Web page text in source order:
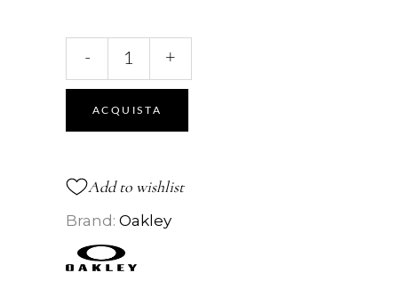
quantità
- +
ACQUISTA
Add to wishlist
Brand: Oakley